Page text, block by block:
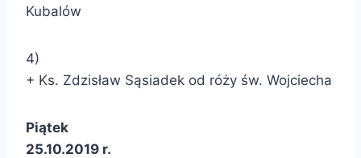
Kubalów
4)
+ Ks. Zdzisław Sąsiadek od róży św. Wojciecha
Piątek
25.10.2019 r.